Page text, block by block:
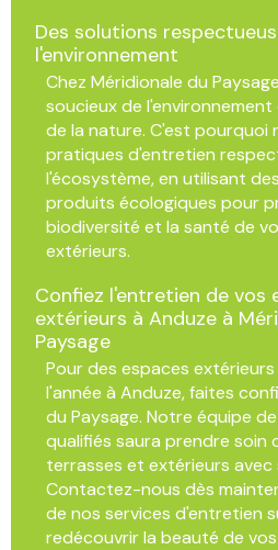
Des solutions
l'environnement
Chez Méridionale du
soucieux de
de la nature. C'est pourquoi
pratiques d'entretien
l'écosystème, en utilisant
produits écologiques pour
biodiversité et la santé de
extérieurs.
Confiez l'entretien de vos
extérieurs à Anduze à
Paysage
Pour des espaces
l'année à Anduze, faites
du Paysage. Notre équipe
qualifiés saura prendre soin
terrasses et extérieurs avec
Contactez-nous dès
de nos services d'entretien
redécouvrir la beauté de